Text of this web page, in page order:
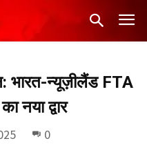
भारत-न्यूज़ीलैंड FTA
नया द्वार
0